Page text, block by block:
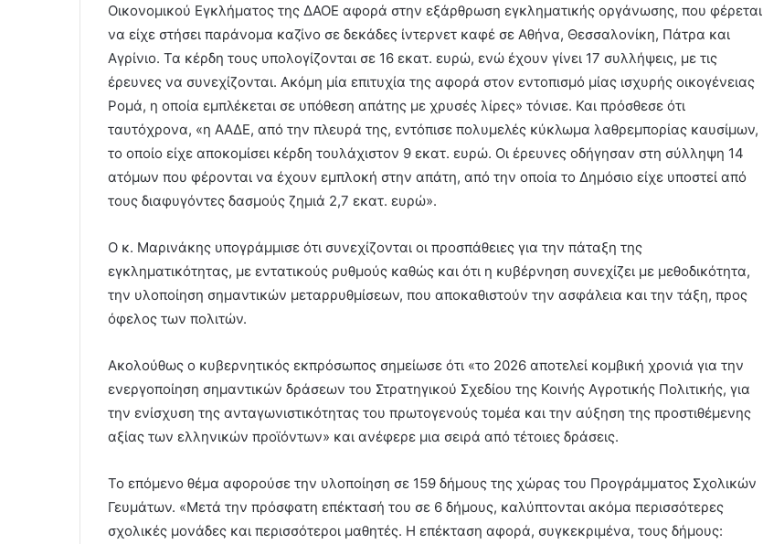
Οικονομικού Εγκλήματος της ΔΑΟΕ αφορά στην εξάρθρωση εγκληματικής οργάνωσης, που φέρεται
να είχε στήσει παράνομα καζίνο σε δεκάδες ίντερνετ καφέ σε Αθήνα, Θεσσαλονίκη, Πάτρα και
Αγρίνιο. Τα κέρδη τους υπολογίζονται σε 16 εκατ. ευρώ, ενώ έχουν γίνει 17 συλλήψεις, με τις
έρευνες να συνεχίζονται. Ακόμη μία επιτυχία της αφορά στον εντοπισμό μίας ισχυρής οικογένειας
Ρομά, η οποία εμπλέκεται σε υπόθεση απάτης με χρυσές λίρες» τόνισε. Και πρόσθεσε ότι
ταυτόχρονα, «η ΑΑΔΕ, από την πλευρά της, εντόπισε πολυμελές κύκλωμα λαθρεμπορίας καυσίμων,
το οποίο είχε αποκομίσει κέρδη τουλάχιστον 9 εκατ. ευρώ. Οι έρευνες οδήγησαν στη σύλληψη 14
ατόμων που φέρονται να έχουν εμπλοκή στην απάτη, από την οποία το Δημόσιο είχε υποστεί από
τους διαφυγόντες δασμούς ζημιά 2,7 εκατ. ευρώ».
Ο κ. Μαρινάκης υπογράμμισε ότι συνεχίζονται οι προσπάθειες για την πάταξη της
εγκληματικότητας, με εντατικούς ρυθμούς καθώς και ότι η κυβέρνηση συνεχίζει με μεθοδικότητα,
την υλοποίηση σημαντικών μεταρρυθμίσεων, που αποκαθιστούν την ασφάλεια και την τάξη, προς
όφελος των πολιτών.
Ακολούθως ο κυβερνητικός εκπρόσωπος σημείωσε ότι «το 2026 αποτελεί κομβική χρονιά για την
ενεργοποίηση σημαντικών δράσεων του Στρατηγικού Σχεδίου της Κοινής Αγροτικής Πολιτικής, για
την ενίσχυση της ανταγωνιστικότητας του πρωτογενούς τομέα και την αύξηση της προστιθέμενης
αξίας των ελληνικών προϊόντων» και ανέφερε μια σειρά από τέτοιες δράσεις.
Το επόμενο θέμα αφορούσε την υλοποίηση σε 159 δήμους της χώρας του Προγράμματος Σχολικών
Γευμάτων. «Μετά την πρόσφατη επέκτασή του σε 6 δήμους, καλύπτονται ακόμα περισσότερες
σχολικές μονάδες και περισσότεροι μαθητές. Η επέκταση αφορά, συγκεκριμένα, τους δήμους: